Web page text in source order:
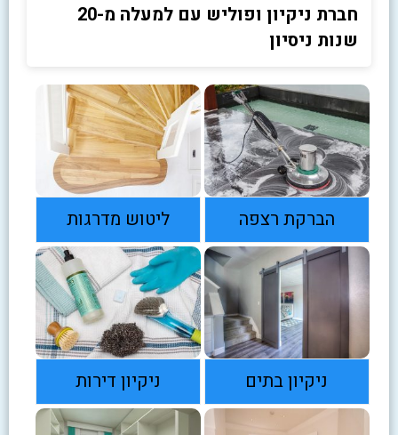
חברת ניקיון ופוליש עם למעלה מ-20
שנות ניסיון
הברקת רצפה ליטוש מדרגות
ניקיון בתים ניקיון דירות